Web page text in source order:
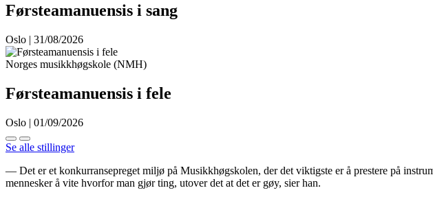
Førsteamanuensis i sang
Oslo | 31/08/2026
Norges musikkhøgskole (NMH)
Førsteamanuensis i fele
Oslo | 01/09/2026
Se alle stillinger
— Det er et konkurransepreget miljø på Musikkhøgskolen, der det viktigste er å prestere på
mennesker å vite hvorfor man gjør ting, utover det at det er gøy, sier han.